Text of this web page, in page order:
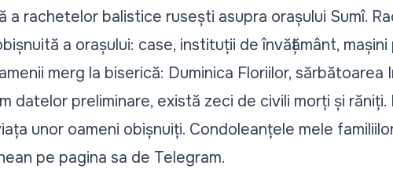
a rachetelor balistice rusești asupra orașului Sumî.
a orașului: case, instituții de învățământ,
merg la biserică: Duminica Floriilor, sărbătoarea
datelor preliminare, există zeci de civili morți și
unor oameni obișnuiți. Condoleanțele mele
pe pagina sa de Telegram.